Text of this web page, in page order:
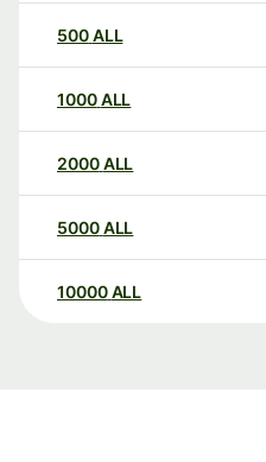
500ALL
1000ALL
2000ALL
5000ALL
10000 ALL